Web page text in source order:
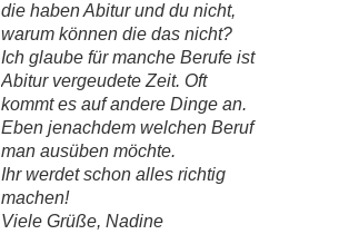
die haben Abitur und du nicht,
warum können die das nicht?
Ich glaube für manche Berufe ist
Abitur vergeudete Zeit. Oft
kommt es auf andere Dinge an.
Eben jenachdem welchen Beruf
man ausüben möchte.
Ihr werdet schon alles richtig
machen!
Viele Grüße, Nadine